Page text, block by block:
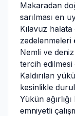
Makaradan
sarılması en
Kılavuz
zedelenmeleri
Nemli ve
tercih edilmesi
Kaldırılan
kesinlikle
Yükün
emniyetli